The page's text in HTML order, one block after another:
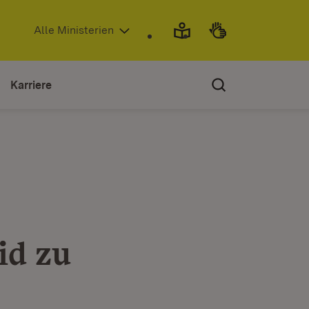
in neuem Fenster)
Alle Ministerien
Karriere
zu